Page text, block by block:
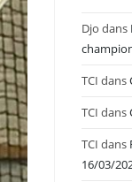
Djo dans
TCI dans
TCI dans
TCI dans
16/03/